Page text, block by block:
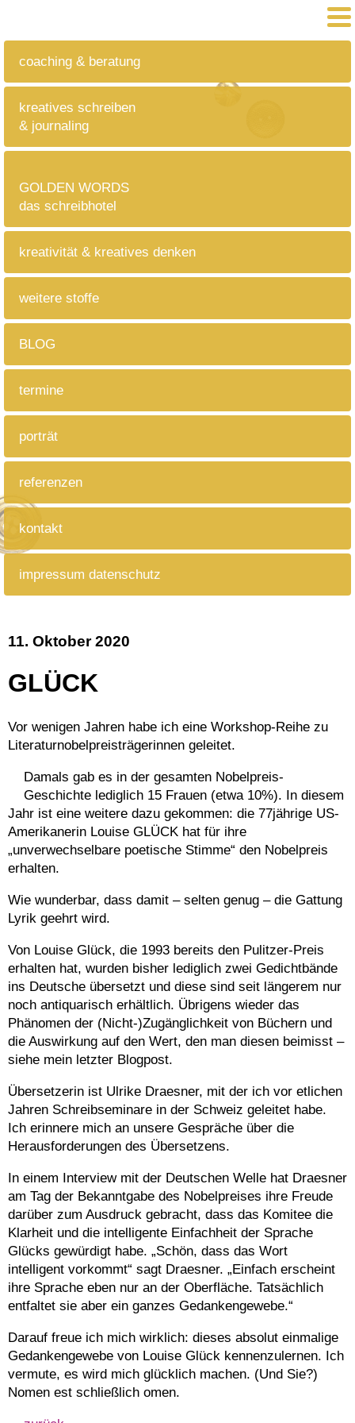
coaching & beratung
kreatives schreiben
& journaling
GOLDEN WORDS
das schreibhotel
kreativität & kreatives denken
weitere stoffe
BLOG
termine
porträt
referenzen
kontakt
impressum datenschutz
11. Oktober 2020
GLÜCK
Vor wenigen Jahren habe ich eine Workshop-Reihe zu
Literaturnobelpreisträgerinnen geleitet.
Damals gab es in der gesamten Nobelpreis-
Geschichte lediglich 15 Frauen (etwa 10%). In diesem
Jahr ist eine weitere dazu gekommen: die 77jährige US-
Amerikanerin Louise GLÜCK hat für ihre
„unverwechselbare poetische Stimme“ den Nobelpreis
erhalten.
Wie wunderbar, dass damit – selten genug – die Gattung
Lyrik geehrt wird.
Von Louise Glück, die 1993 bereits den Pulitzer-Preis
erhalten hat, wurden bisher lediglich zwei Gedichtbände
ins Deutsche übersetzt und diese sind seit längerem nur
noch antiquarisch erhältlich. Übrigens wieder das
Phänomen der (Nicht-)Zugänglichkeit von Büchern und
die Auswirkung auf den Wert, den man diesen beimisst –
siehe mein letzter Blogpost.
Übersetzerin ist Ulrike Draesner, mit der ich vor etlichen
Jahren Schreibseminare in der Schweiz geleitet habe.
Ich erinnere mich an unsere Gespräche über die
Herausforderungen des Übersetzens.
In einem Interview mit der Deutschen Welle hat Draesner
am Tag der Bekanntgabe des Nobelpreises ihre Freude
darüber zum Ausdruck gebracht, dass das Komitee die
Klarheit und die intelligente Einfachheit der Sprache
Glücks gewürdigt habe. „Schön, dass das Wort
intelligent vorkommt“ sagt Draesner. „Einfach erscheint
ihre Sprache eben nur an der Oberfläche. Tatsächlich
entfaltet sie aber ein ganzes Gedankengewebe.“
Darauf freue ich mich wirklich: dieses absolut einmalige
Gedankengewebe von Louise Glück kennenzulernen. Ich
vermute, es wird mich glücklich machen. (Und Sie?)
Nomen est schließlich omen.